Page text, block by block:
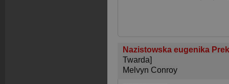
Nazistowska eugenika
Twarda]
Melvyn Conroy